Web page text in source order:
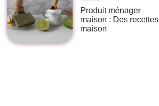
Produit ménager
maison : Des recettes
maison